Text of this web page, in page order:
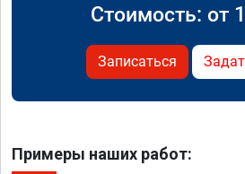
Стоимость: от
Записаться
Примеры наших работ: